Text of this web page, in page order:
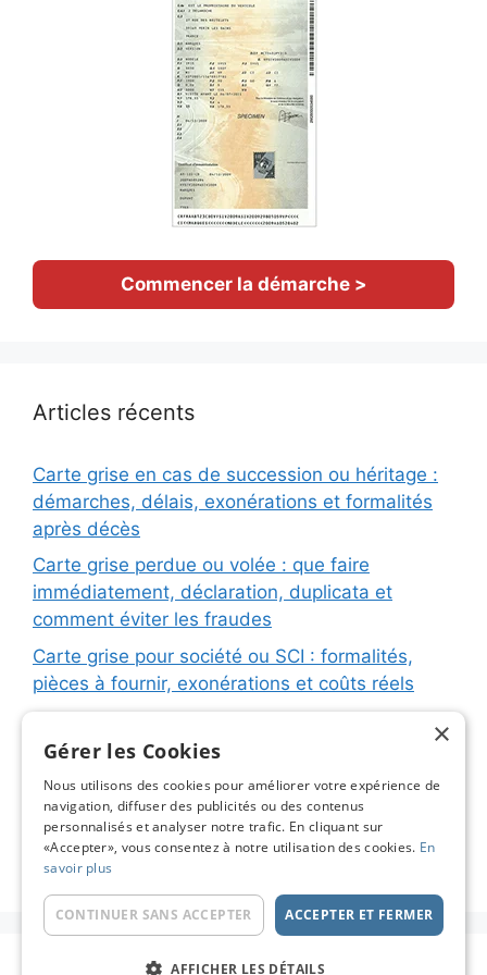
Commencer la démarche >
Articles récents
Carte grise en cas de succession ou héritage :
démarches, délais, exonérations et formalités
après décès
Carte grise perdue ou volée : que faire
immédiatement, déclaration, duplicata et
comment éviter les fraudes
Carte grise pour société ou SCI : formalités,
pièces à fournir, exonérations et coûts réels
immatriculation, fiche d’identification, plaques
Changement de titulaire carte grise : étapes
détaillées, coûts réels et astuces pour éviter les
pièges
© 2026 Carte Grise en Ligne - Le Blog
×
Gérer les Cookies
Nous utilisons des cookies pour améliorer votre expérience de
navigation, diffuser des publicités ou des contenus
personnalisés et analyser notre trafic. En cliquant sur
«Accepter», vous consentez à notre utilisation des cookies. En
savoir plus
ACCEPTER ET FERMER
CONTINUER SANS ACCEPTER
AFFICHER LES DÉTAILS